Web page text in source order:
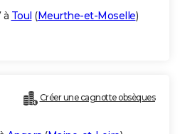
à Toul (Meurthe-et-Moselle)
Créer une cagnotte obsèques